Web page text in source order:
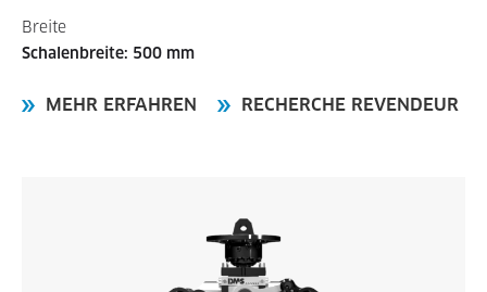
Breite
Schalenbreite: 500 mm
MEHR ERFAHREN RECHERCHE REVENDEUR